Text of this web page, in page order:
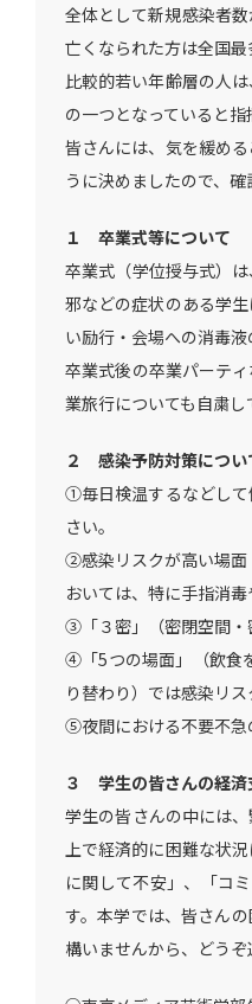
全体として新規感染者
亡くなられた方は全国最
比較的若い年齢層の人
の一つとなっていると指
皆さんには、気を緩め
うに決めましたので、
１ 卒業式等について
卒業式（学位授与式）
邪などの症状のある学
い励行・会場への消毒液
卒業式後の卒業パーテ
業旅行についても自粛し
２ 感染予防対策につい
①毎日検温するなどして
さい。
②感染リスクが高い場面
おいては、特に手指消
③「３密」（密閉空間・
④「5つの場面」（飲食
り替わり）では感染リ
⑤夜間における不要不急
３ 学生の皆さんの経済
学生の皆さんの中には
上で経済的に困難な状
に関して不安」、「コ
す。本学では、皆さん
構いませんから、どうぞ